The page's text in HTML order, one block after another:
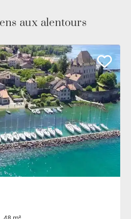
aux alentours